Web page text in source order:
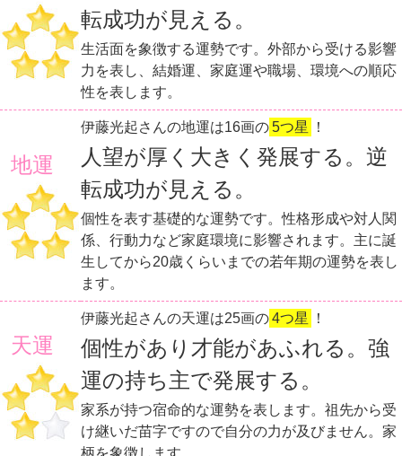
転成功が見える。
生活面を象徴する運勢です。外部から受ける影響
力を表し、結婚運、家庭運や職場、環境への順応
性を表します。
地運
伊藤光起さんの地運は16画の5つ星 ！
人望が厚く大きく発展する。逆
転成功が見える。
個性を表す基礎的な運勢です。性格形成や対人関
係、行動力など家庭環境に影響されます。主に誕
生してから20歳くらいまでの若年期の運勢を表し
ます。
天運
伊藤光起さんの天運は25画の4つ星 ！
個性があり才能があふれる。強
運の持ち主で発展する。
家系が持つ宿命的な運勢を表します。祖先から受
け継いだ苗字ですので自分の力が及びません。家
柄を象徴します。